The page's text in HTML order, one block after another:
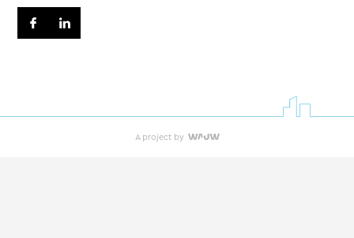
A project by